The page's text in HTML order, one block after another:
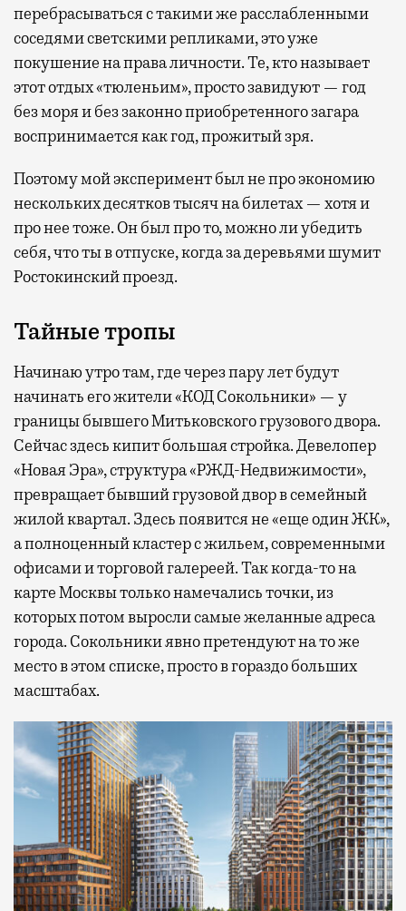
перебрасываться с такими же расслабленными
соседями светскими репликами, это уже
покушение на права личности. Те, кто называет
этот отдых «тюленьим», просто завидуют — год
без моря и без законно приобретенного загара
воспринимается как год, прожитый зря.
Поэтому мой эксперимент был не про экономию
нескольких десятков тысяч на билетах — хотя и
про нее тоже. Он был про то, можно ли убедить
себя, что ты в отпуске, когда за деревьями шумит
Ростокинский проезд.
Тайные тропы
Начинаю утро там, где через пару лет будут
начинать его жители «КОД Сокольники» — у
границы бывшего Митьковского грузового двора.
Сейчас здесь кипит большая стройка. Девелопер
«Новая Эра», структура «РЖД-Недвижимости»,
превращает бывший грузовой двор в семейный
жилой квартал. Здесь появится не «еще один ЖК»,
а полноценный кластер с жильем, современными
офисами и торговой галереей. Так когда-то на
карте Москвы только намечались точки, из
которых потом выросли самые желанные адреса
города. Сокольники явно претендуют на то же
место в этом списке, просто в гораздо больших
масштабах.